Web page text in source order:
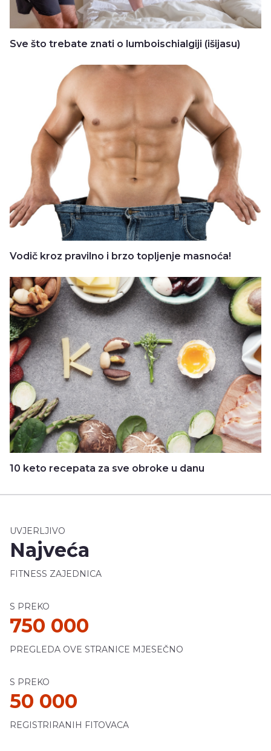
Sve što trebate znati o lumboischialgiji (išijasu)
Vodič kroz pravilno i brzo topljenje masnoća!
10 keto recepata za sve obroke u danu
UVJERLJIVO
Najveća
FITNESS ZAJEDNICA
S PREKO
750 000
PREGLEDA OVE STRANICE MJESEČNO
S PREKO
50 000
REGISTRIRANIH FITOVACA